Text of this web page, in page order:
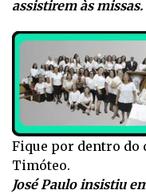
assistirem às missas.
Fique por dentro do
Timóteo.
José Paulo insistiu